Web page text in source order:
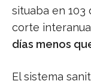
situaba en 103
corte
días menos
El sistema